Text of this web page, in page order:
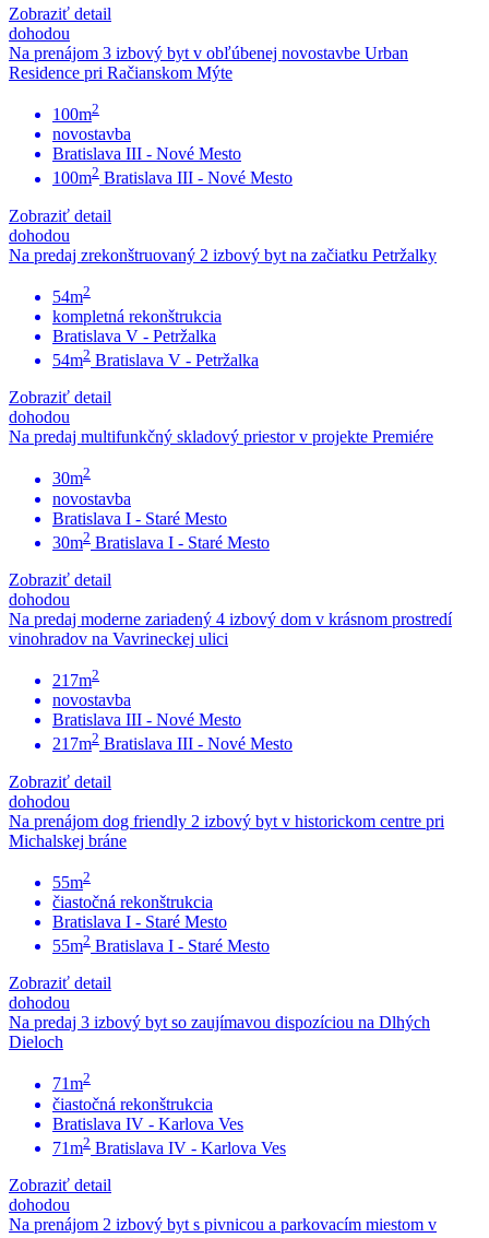
Zobraziť detail
dohodou
Na prenájom 3 izbový byt v obľúbenej novostavbe Urban
Residence pri Račianskom Mýte
100m2
novostavba
Bratislava III - Nové Mesto
100m2 Bratislava III - Nové Mesto
Zobraziť detail
dohodou
Na predaj zrekonštruovaný 2 izbový byt na začiatku Petržalky
54m2
kompletná rekonštrukcia
Bratislava V - Petržalka
54m2 Bratislava V - Petržalka
Zobraziť detail
dohodou
Na predaj multifunkčný skladový priestor v projekte Premiére
30m2
novostavba
Bratislava I - Staré Mesto
30m2 Bratislava I - Staré Mesto
Zobraziť detail
dohodou
Na predaj moderne zariadený 4 izbový dom v krásnom prostredí
vinohradov na Vavrineckej ulici
217m2
novostavba
Bratislava III - Nové Mesto
217m2 Bratislava III - Nové Mesto
Zobraziť detail
dohodou
Na prenájom dog friendly 2 izbový byt v historickom centre pri
Michalskej bráne
55m2
čiastočná rekonštrukcia
Bratislava I - Staré Mesto
55m2 Bratislava I - Staré Mesto
Zobraziť detail
dohodou
Na predaj 3 izbový byt so zaujímavou dispozíciou na Dlhých
Dieloch
71m2
čiastočná rekonštrukcia
Bratislava IV - Karlova Ves
71m2 Bratislava IV - Karlova Ves
Zobraziť detail
dohodou
Na prenájom 2 izbový byt s pivnicou a parkovacím miestom v